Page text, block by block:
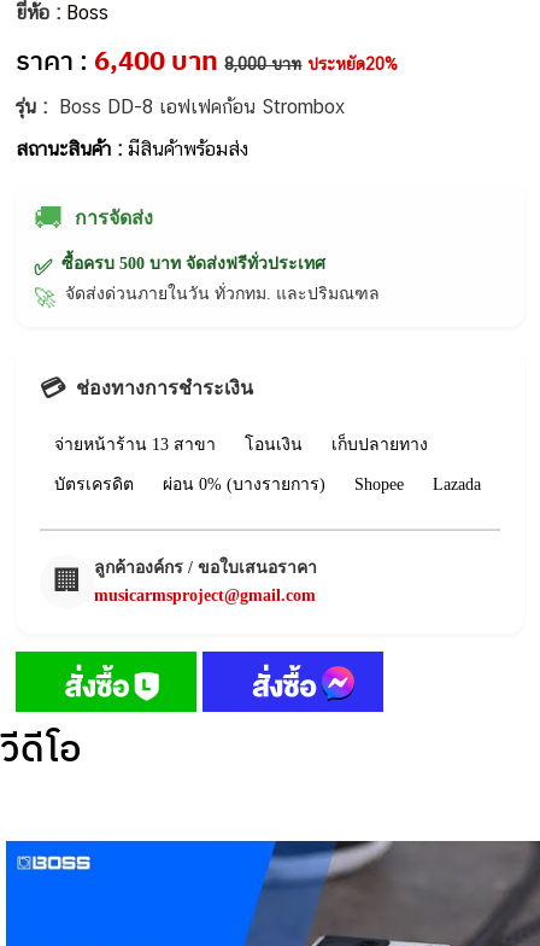
ยี่ห้อ : Boss
ราคา : 6,400 บาท 8,000 บาท ประหยัด20%
รุ่น :
Boss DD-8 เอฟเฟคก้อน Strombox
สถานะสินค้า :มีสินค้าพร้อมส่ง
🚚 การจัดส่ง
✅ ซื้อครบ 500 บาท จัดส่งฟรีทั่วประเทศ
🚀 จัดส่งด่วนภายในวัน ทั่วกทม. และปริมณฑล
💳 ช่องทางการชำระเงิน
จ่ายหน้าร้าน 13 สาขา โอนเงิน เก็บปลายทาง
บัตรเครดิต ผ่อน 0% (บางรายการ) Shopee Lazada
🏢
ลูกค้าองค์กร / ขอใบเสนอราคา
musicarmsproject@gmail.com
วีดีโอ